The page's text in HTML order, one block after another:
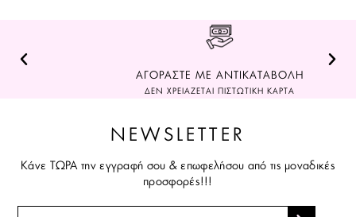
ΑΓΟΡΑΣΤΕ ΜΕ ΑΝΤΙΚΑΤΑΒΟΛΗ
ΔΕΝ ΧΡΕΙΑΖΕΤΑΙ ΠΙΣΤΩΤΙΚΗ ΚΑΡΤΑ
NEWSLETTER
Κάνε ΤΩΡΑ την εγγραφή σου & επωφελήσου από τις μοναδικές
προσφορές!!!